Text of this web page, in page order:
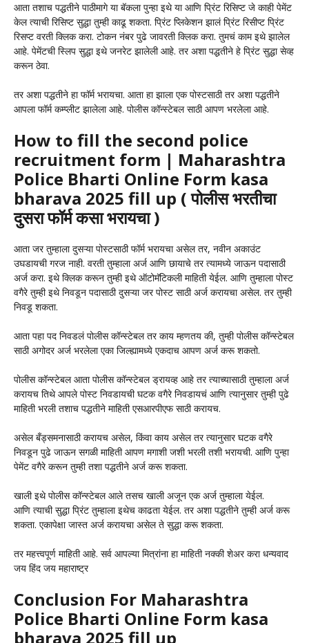
आता तशाच पद्धतीने पाठीमागे या बॅकला पुन्हा इथे या आणि प्रिंट रिसिप्ट जे काही पेमेंट
केल त्याची रिसिप्ट सुद्धा तुम्ही काढू शकता. प्रिंट प्लिकेशन झालं प्रिंट रिसीप्ट प्रिंट
रिसप्ट वरती क्लिक करा. टोकन नंबर पुढे जावरती क्लिक करा. तुमचं काम इथे झालेल
आहे. पेमेंटची स्लिप सुद्धा इथे जनरेट झालेली आहे. तर अशा पद्धतीने हे प्रिंट सुद्धा सेव्ह
करून ठेवा.
तर अशा पद्धतीने हा फॉर्म भरायचा. आता हा झाला एक पोस्टसाठी तर अशा पद्धतीने
आपला फॉर्म कम्प्लीट झालेला आहे. पोलीस कॉन्स्टेबल साठी आपण भरलेला आहे.
How to fill the second police
recruitment form | Maharashtra
Police Bharti Online Form kasa
bharava 2025 fill up ( पोलीस भरतीचा
दुसरा फॉर्म कसा भरायचा )
आता जर तुम्हाला दुसऱ्या पोस्टसाठी फॉर्म भरायचा असेल तर, नवीन अकाउंट
उघडायची गरज नाही. वरती तुम्हाला अर्ज आणि छायाचे तर त्यामध्ये जाऊन पदासाठी
अर्ज करा. इथे क्लिक करून तुम्ही इथे ऑटोमॅटिकली माहिती येईल. आणि तुम्हाला पोस्ट
वगैरे तुम्ही इथे निवडून पदासाठी दुसऱ्या जर पोस्ट साठी अर्ज करायचा असेल. तर तुम्ही
निवडू शकता.
आता पहा पद निवडलं पोलीस कॉन्स्टेबल तर काय म्हणतय की, तुम्ही पोलीस कॉन्स्टेबल
साठी अगोदर अर्ज भरलेला एका जिल्ह्यामध्ये एकदाच आपण अर्ज करू शकतो.
पोलीस कॉन्स्टेबल आता पोलीस कॉन्स्टेबल ड्रायव्ह आहे तर त्याच्यासाठी तुम्हाला अर्ज
करायच तिथे आपले पोस्ट निवडायची घटक वगैरे निवडायचं आणि त्यानुसार तुम्ही पुढे
माहिती भरली तशाच पद्धतीने माहिती एसआरपीएफ साठी करायच.
असेल बँड्समनासाठी करायच असेल, किंवा काय असेल तर त्यानुसार घटक वगैरे
निवडून पुढे जाऊन सगळी माहिती आपण मगाशी जशी भरली तशी भरायची. आणि पुन्हा
पेमेंट वगैरे करून तुम्ही तशा पद्धतीने अर्ज करू शकता.
खाली इथे पोलीस कॉन्स्टेबल आले तसच खाली अजून एक अर्ज तुम्हाला येईल.
आणि त्याची सुद्धा प्रिंट तुम्हाला इथेच काढता येईल. तर अशा पद्धतीने तुम्ही अर्ज करू
शकता. एकापेक्षा जास्त अर्ज करायचा असेल ते सुद्धा करू शकता.
तर महत्त्वपूर्ण माहिती आहे. सर्व आपल्या मित्रांना हा माहिती नक्की शेअर करा धन्यवाद
जय हिंद जय महाराष्ट्र
Conclusion For Maharashtra
Police Bharti Online Form kasa
bharava 2025 fill up